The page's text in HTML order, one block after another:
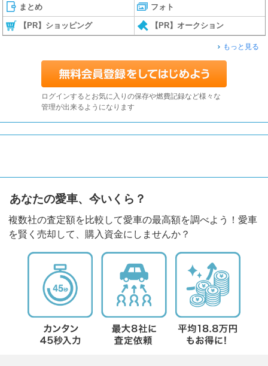
まとめ フォト
【PR】ショッピング 【PR】オークション
もっと見る
ログインするとお気に入りの保存や燃費記録など様々な
管理が出来るようになります
あなたの愛車、今いくら？
複数社の査定額を比較して愛車の最高額を調べよう！愛車
を賢く売却して、購入資金にしませんか？